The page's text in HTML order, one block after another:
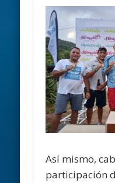
Así mismo,
participación